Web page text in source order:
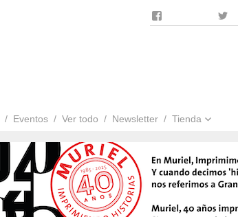
Eventos Ver todo Newsletter Tienda